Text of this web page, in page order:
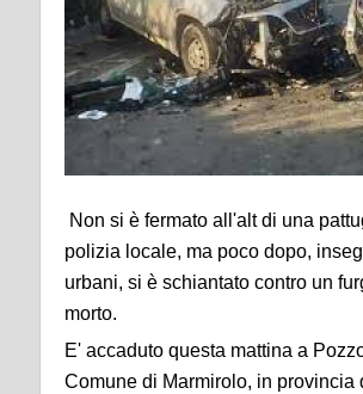
Non si è fermato all'alt di una
polizia locale, ma poco dopo,
urbani, si è schiantato contro un
morto.
E' accaduto questa mattina a
Comune di Marmirolo, in provincia